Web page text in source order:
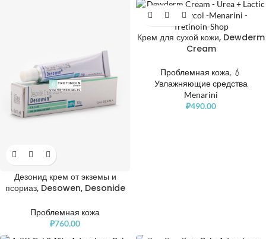
Дезонид крем от экземы и
псориаз, Desowen, Desonide
Проблемная кожа
₽760.00
Крем для сухой кожи, Dewderm
Cream
Проблемная кожа, 💧
Увлажняющие средства
Menarini
₽490.00